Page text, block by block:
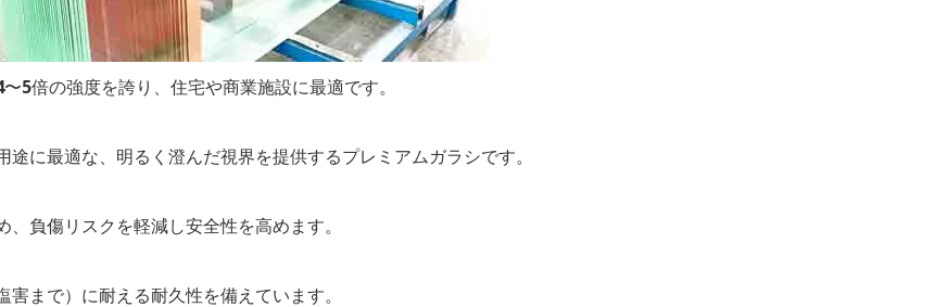
5倍の強度を誇り、住宅や商業施設に最適です。
に最適な、明るく澄んだ視界を提供するプレミアムガラシです。
負傷リスクを軽減し安全性を高めます。
まで）に耐える耐久性を備えています。